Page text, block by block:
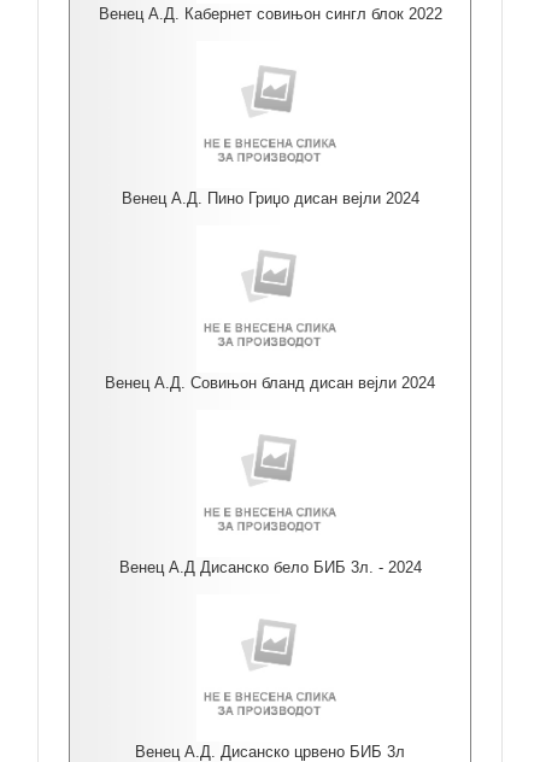
Венец А.Д. Кабернет совињон сингл блок 2022
Венец А.Д. Пино Гриџо дисан вејли 2024
Венец А.Д. Совињон бланд дисан вејли 2024
Венец А.Д Дисанско бело БИБ 3л. - 2024
Венец А.Д. Дисанско црвено БИБ 3л